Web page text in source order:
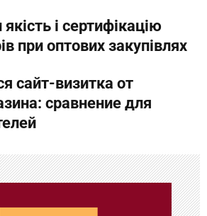
і сертифікацію
при оптових закупівлях
сайт-визитка от
сравнение для